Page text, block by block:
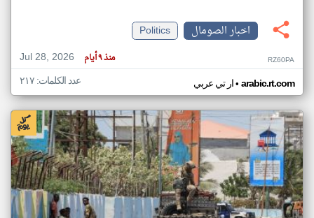
اخبار الصومال
Politics
Jul 28, 2026
منذ ٩ أيام RZ60PA
ار تي عربي• arabic.rt.com عدد الكلمات: ٢١٧